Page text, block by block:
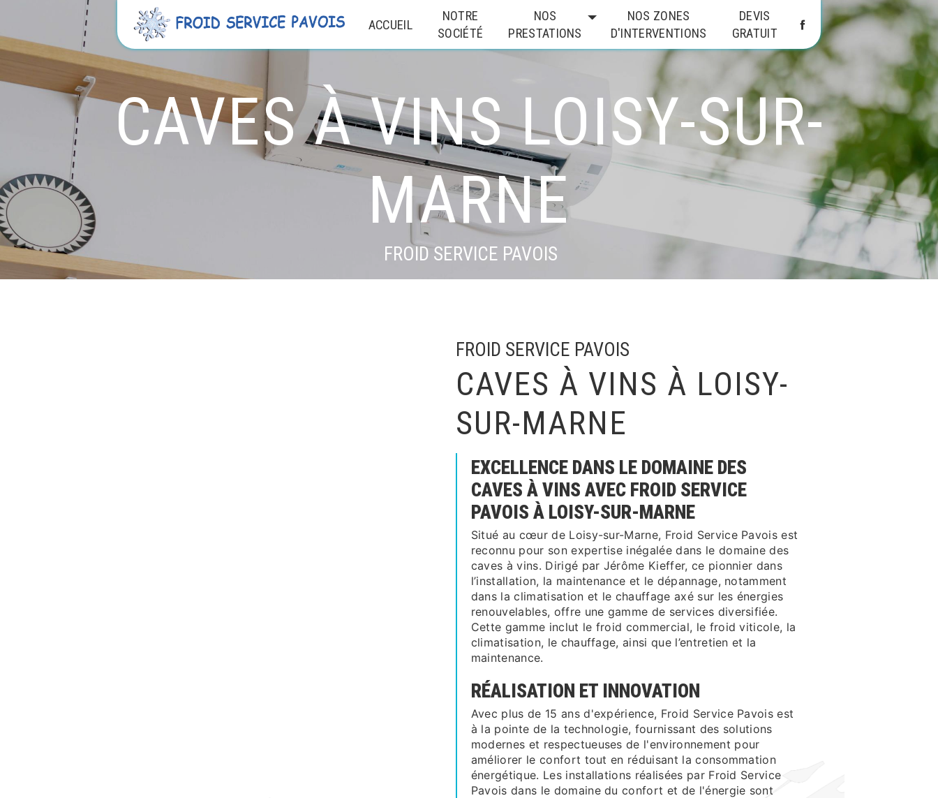
ACCUEIL
NOTRE
SOCIÉTÉ
NOS
PRESTATIONS
NOS ZONES
D'INTERVENTIONS
DEVIS
GRATUIT
CAVES À VINS LOISY-SUR-
MARNE
FROID SERVICE PAVOIS
FROID SERVICE PAVOIS
CAVES À VINS À LOISY-
SUR-MARNE
EXCELLENCE DANS LE DOMAINE DES
CAVES À VINS AVEC FROID SERVICE
PAVOIS À LOISY-SUR-MARNE
Situé au cœur de Loisy-sur-Marne, Froid Service Pavois est
reconnu pour son expertise inégalée dans le domaine des
caves à vins. Dirigé par Jérôme Kieffer, ce pionnier dans
l’installation, la maintenance et le dépannage, notamment
dans la climatisation et le chauffage axé sur les énergies
renouvelables, offre une gamme de services diversifiée.
Cette gamme inclut le froid commercial, le froid viticole, la
climatisation, le chauffage, ainsi que l’entretien et la
maintenance.
RÉALISATION ET INNOVATION
Avec plus de 15 ans d'expérience, Froid Service Pavois est
à la pointe de la technologie, fournissant des solutions
modernes et respectueuses de l'environnement pour
améliorer le confort tout en réduisant la consommation
énergétique. Les installations réalisées par Froid Service
Pavois dans le domaine du confort et de l'énergie sont
Panneau de gestion des cookies